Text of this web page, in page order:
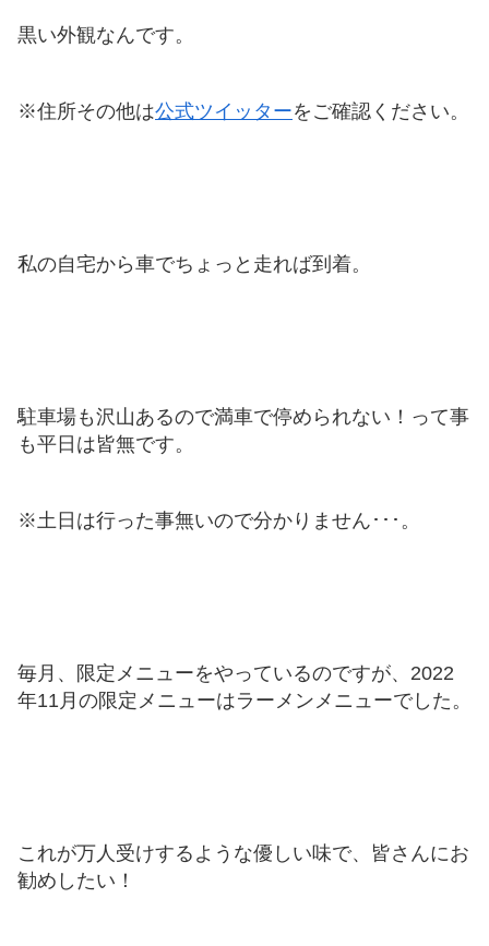
黒い外観なんです。
※住所その他は公式ツイッターをご確認ください。
私の自宅から車でちょっと走れば到着。
駐車場も沢山あるので満車で停められない！って事
も平日は皆無です。
※土日は行った事無いので分かりません･･･。
毎月、限定メニューをやっているのですが、2022
年11月の限定メニューはラーメンメニューでした。
これが万人受けするような優しい味で、皆さんにお
勧めしたい！